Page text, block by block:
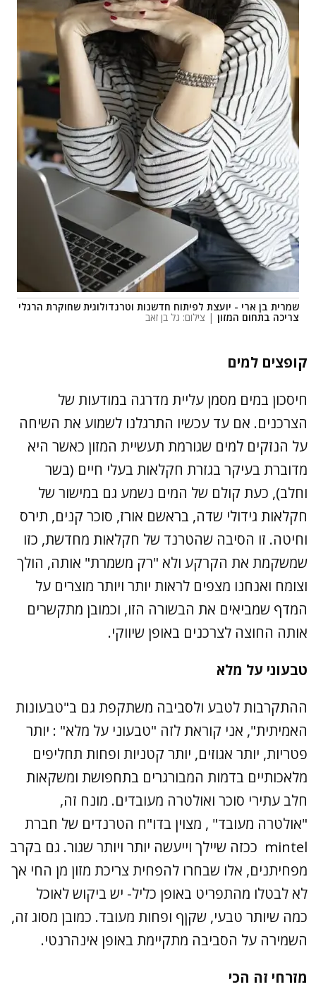
שמרית בן ארי - יועצת לפיתוח חדשנות וטרנדולוגית שחוקרת הרגלי
צריכה בתחום המזון | צילום: גל בן זאב
קופצים למים
חיסכון במים מסמן עליית מדרגה במודעות של
הצרכנים. אם עד עכשיו התרגלנו לשמוע את השיחה
על הנזקים למים שגורמת תעשיית המזון כאשר היא
מדוברת בעיקר בגזרת חקלאות בעלי חיים (בשר
וחלב), כעת קולם של המים נשמע גם במישור של
חקלאות גידולי שדה, בראשם אורז, סוכר קנים, תירס
וחיטה. זו הסיבה שהטרנד של חקלאות מחדשת, כזו
שמשקמת את הקרקע ולא "רק משמרת" אותה, הולך
וצומח ואנחנו מצפים לראות יותר ויותר מוצרים על
המדף שמביאים את הבשורה הזו, וכמובן מתקשרים
אותה החוצה לצרכנים באופן שיווקי.
טבעוני על מלא
ההתקרבות לטבע ולסביבה משתקפת גם ב"טבעונות
האמיתית", אני קוראת לזה "טבעוני על מלא" : יותר
פטריות, יותר אגוזים, יותר קטניות ופחות תחליפים
מלאכותיים בדמות המבורגרים בתחפושת ומשקאות
חלב עתירי סוכר ואולטרה מעובדים. מונח זה,
"אולטרה מעובד" , מצוין בדו"ח הטרנדים של חברת
mintel ככזה שיילך וייעשה יותר ויותר שגור. גם בקרב
מפחיתנים, אלו שבחרו להפחית צריכת מזון מן החי אך
לא לבטלו מהתפריט באופן כליל- יש ביקוש לאוכל
כמה שיותר טבעי, שקןף ופחות מעובד. כמובן מסוג זה,
השמירה על הסביבה מתקיימת באופן אינהרנטי.
מזרחי זה הכי